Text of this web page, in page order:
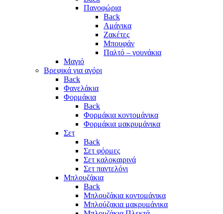
Πανοφώρια
Back
Αμάνικα
Ζακέτες
Μπουφάν
Παλτό – γουνάκια
Μαγιό
Βρεφικά για αγόρι
Back
Φανελάκια
Φορμάκια
Back
Φορμάκια κοντομάνικα
Φορμάκια μακρυμάνικα
Σετ
Back
Σετ φόρμες
Σετ καλοκαιρινά
Σετ παντελόνι
Μπλουζάκια
Back
Μπλουζάκια κοντομάνικα
Μπλούζακια μακρυμάνικα